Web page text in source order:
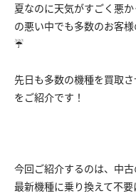
夏なのに天気がすごく悪
の悪い中でも多数のお客
☔
先日も多数の機種を買取
をご紹介です！
今回ご紹介するのは、中
最新機種に乗り換えて不